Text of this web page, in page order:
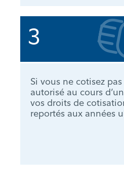
3
Si vous ne cotisez
autorisé au cours
vos droits de
reportés aux années